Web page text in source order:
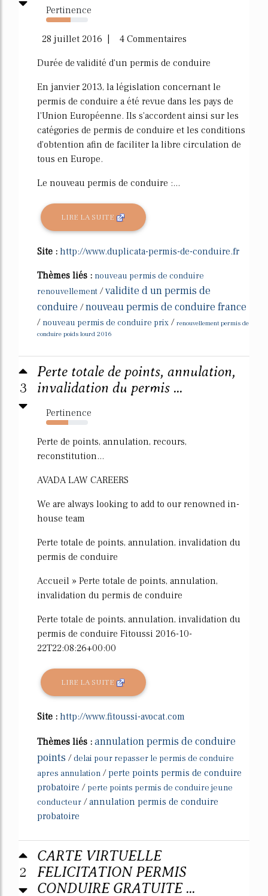
Pertinence
58%
28 juillet 2016 | 4 Commentaires
Durée de validité d'un permis de conduire
En janvier 2013, la législation concernant le
permis de conduire a été revue dans les pays de
l'Union Européenne. Ils s'accordent ainsi sur les
catégories de permis de conduire et les conditions
d'obtention afin de faciliter la libre circulation de
tous en Europe.
Le nouveau permis de conduire :...
LIRE LA SUITE
Site : http://www.duplicata-permis-de-conduire.fr
Thèmes liés : nouveau permis de conduire
renouvellement /validite d un permis de
conduire /nouveau permis de conduire france
/ nouveau permis de conduire prix / renouvellement permis de
conduire poids lourd 2016
3
Perte totale de points, annulation,
invalidation du permis ...
Pertinence
53%
Perte de points, annulation, recours,
reconstitution...
AVADA LAW CAREERS
We are always looking to add to our renowned in-
house team
Perte totale de points, annulation, invalidation du
permis de conduire
Accueil » Perte totale de points, annulation,
invalidation du permis de conduire
Perte totale de points, annulation, invalidation du
permis de conduire Fitoussi 2016-10-
22T22:08:26+00:00
LIRE LA SUITE
Site : http://www.fitoussi-avocat.com
Thèmes liés : annulation permis de conduire
points / delai pour repasser le permis de conduire
apres annulation /perte points permis de conduire
probatoire / perte points permis de conduire jeune
conducteur /annulation permis de conduire
probatoire
2
CARTE VIRTUELLE
FELICITATION PERMIS
CONDUIRE GRATUITE ...